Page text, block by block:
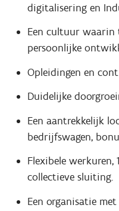
digitalisering en
Een cultuur waarin
persoonlijke
Opleidingen en
Duidelijke
Een aantrekkelijk
bedrijfswagen,
Flexibele werkuren,
collectieve sluiting.
Een organisatie